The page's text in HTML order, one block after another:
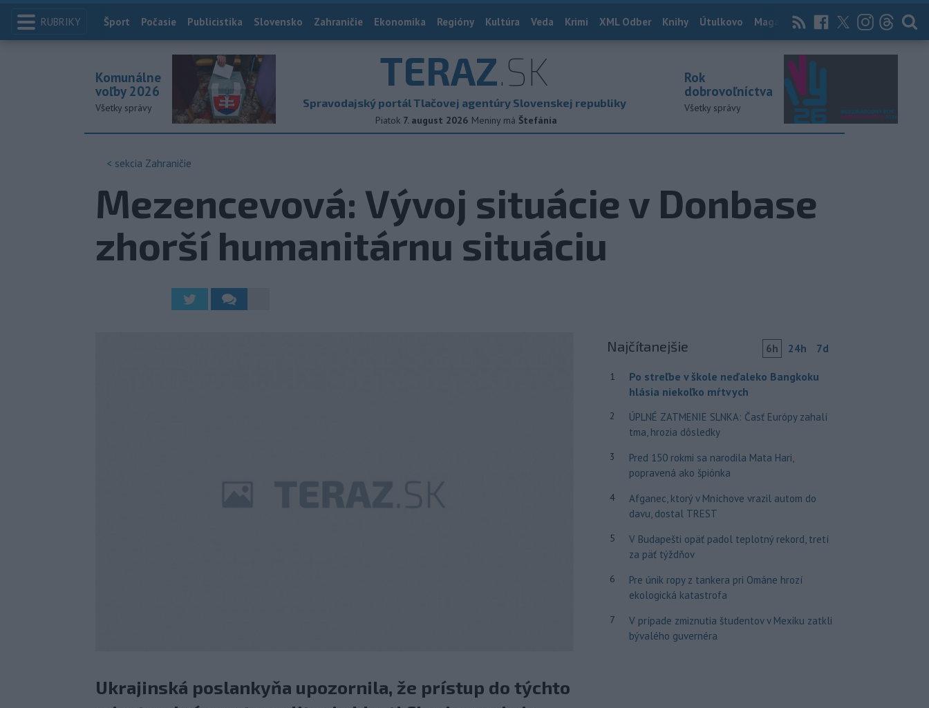
RUBRIKY Index
Šport Počasie Publicistika Slovensko Zahraničie Ekonomika Regióny Kultúra Veda Krimi XML Odber Knihy Útulkovo Magazín News Now Archív
TERAZ.SK
Spravodajský portál Tlačovej agentúry Slovenskej republiky
Piatok 7. august 2026 Meniny má Štefánia
Komunálne
voľby 2026
Všetky správy
Rok
dobrovoľníctva
Všetky správy
< sekcia Zahraničie
Mezencevová: Vývoj situácie v Donbase
zhorší humanitárnu situáciu
Ukrajinská poslankyňa upozornila, že prístup do týchto
Najčítanejšie 6h 24h 7d
1
Po streľbe v škole neďaleko Bangkoku
hlásia niekoľko mŕtvych
2
ÚPLNÉ ZATMENIE SLNKA: Časť Európy zahalí
tma, hrozia dôsledky
3
Pred 150 rokmi sa narodila Mata Hari,
popravená ako špiónka
4
Afganec, ktorý v Mníchove vrazil autom do
davu, dostal TREST
5
V Budapešti opäť padol teplotný rekord, tretí
za päť týždňov
6
Pre únik ropy z tankera pri Ománe hrozí
ekologická katastrofa
7
V prípade zmiznutia študentov v Mexiku zatkli
bývalého guvernéra